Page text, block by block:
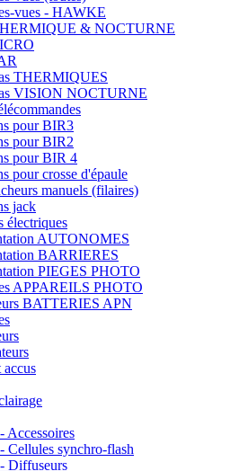
vues - HAWKE
& NOCTURNE
THERMIQUES
VISION NOCTURNE
pour BIR3
pour BIR2
pour BIR 4
pour crosse d'épaule
manuels (filaires)
jack
électriques
AUTONOMES
BARRIERES
PIEGES PHOTO
APPAREILS PHOTO
BATTERIES APN
accus
Accessoires
Cellules synchro-flash
Diffuseurs